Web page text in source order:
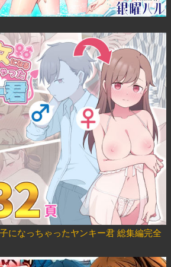
になっちゃったヤンキー君 総集編完全